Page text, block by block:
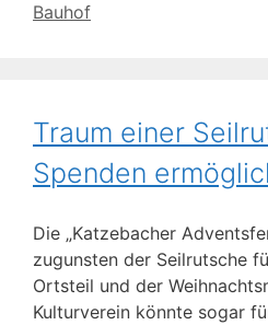
Bauhof
Traum einer
Spenden
Die „Katzebacher
zugunsten der Seilrutsche
Ortsteil und der
Kulturverein könnte sogar